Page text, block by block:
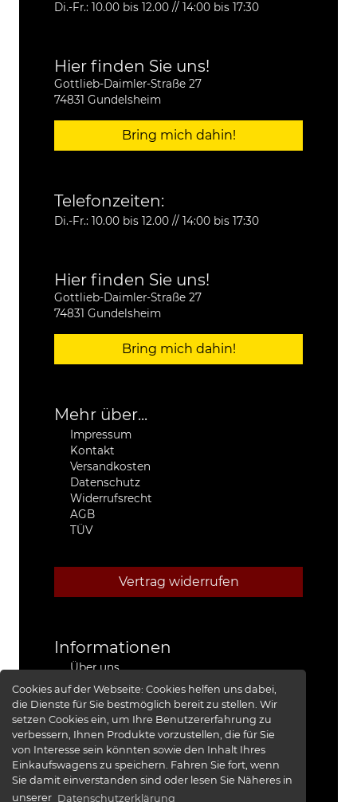
Cookies auf der Webseite:Cookies helfen uns dabei,
die Dienste für Sie bestmöglich bereit zu stellen. Wir
setzen Cookies ein, um Ihre Benutzererfahrung zu
verbessern, Ihnen Produkte vorzustellen, die für Sie
von Interesse sein könnten sowie den Inhalt Ihres
Einkaufswagens zu speichern. Fahren Sie fort, wenn
Sie damit einverstanden sind oder lesen Sie Näheres in
unserer Datenschutzerklärung
Di.-Fr.: 10.00 bis 12.00 // 14:00 bis 17:30
Hier finden Sie uns!
Gottlieb-Daimler-Straße 27
74831 Gundelsheim
Bring mich dahin!
Telefonzeiten:
Di.-Fr.: 10.00 bis 12.00 // 14:00 bis 17:30
Hier finden Sie uns!
Gottlieb-Daimler-Straße 27
74831 Gundelsheim
Bring mich dahin!
Mehr über...
Impressum
Kontakt
Versandkosten
Datenschutz
Widerrufsrecht
AGB
TÜV
Vertrag widerrufen
Informationen
Über uns
Stützpunkthändler
4x4 Kfz-Meister Werkstatt Jeep®
Presse
Red Baron I
Red Baron II
XRRA
Bildergalerie